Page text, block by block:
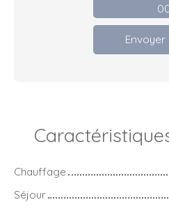
Envoyer
Chauffage
Séjour